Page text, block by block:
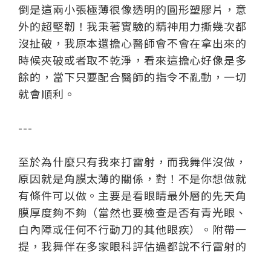
倒是這兩小張極薄很像透明的圓形塑膠片，意
外的超堅韌！我秉著實驗的精神用力撕幾次都
沒扯破，我原本還擔心醫師會不會在拿出來的
時候夾破或者取不乾淨，看來這擔心好像是多
餘的，當下只要配合醫師的指令不亂動，一切
就會順利。
---
至於為什麼只有我來打雷射，而我舞伴沒做，
原因就是角膜太薄的關係，對！不是你想做就
有條件可以做。主要是看眼睛最外層的先天角
膜厚度夠不夠（當然也要檢查是否有青光眼、
白內障或任何不行動刀的其他眼疾）。附帶一
提，我舞伴在多家眼科評估過都說不行雷射的